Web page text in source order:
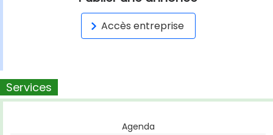
Accès entreprise
Services
Agenda